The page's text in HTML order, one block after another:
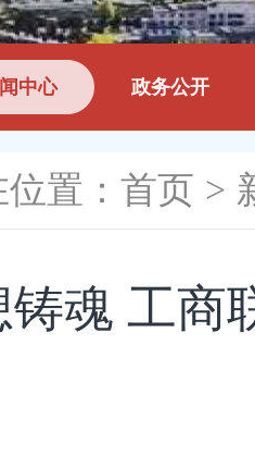
中心 政务公开
置： 首页 >
铸魂 工商